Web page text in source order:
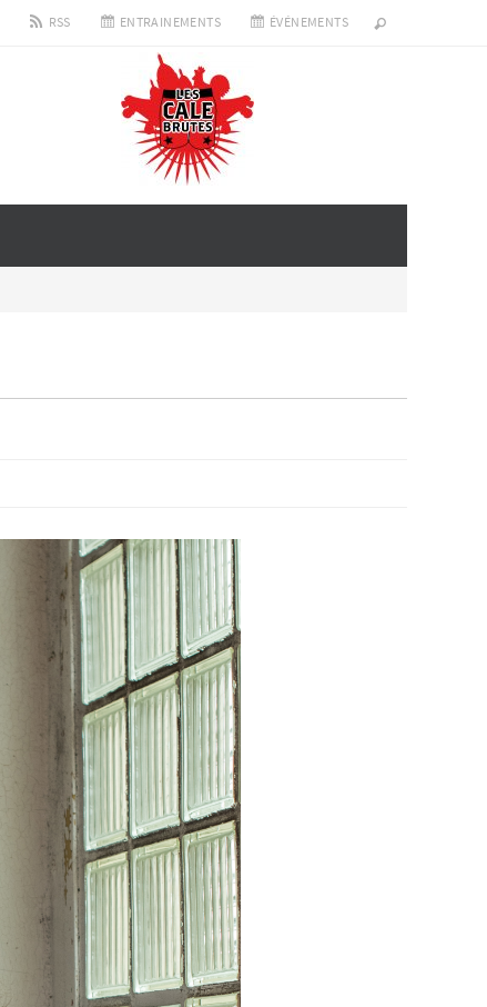
RSS ENTRAINEMENTS ÉVÉNEMENTS